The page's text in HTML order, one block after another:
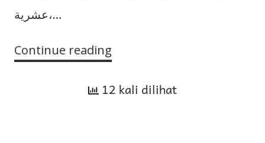
عشرية،…
Continue reading
Mengafirkan
12 kali dilihat